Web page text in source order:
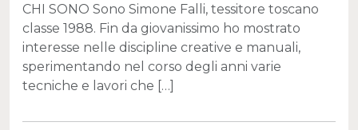
CHI SONO Sono Simone Falli, tessitore toscano
classe 1988. Fin da giovanissimo ho mostrato
interesse nelle discipline creative e manuali,
sperimentando nel corso degli anni varie
tecniche e lavori che […]